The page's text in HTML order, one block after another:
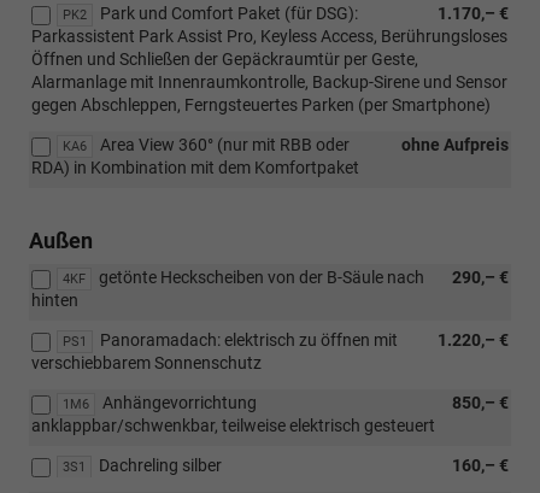
PK2 1.170,– €
Park und Comfort Paket (für DSG):
Parkassistent Park Assist Pro, Keyless Access, Berührungsloses
Öffnen und Schließen der Gepäckraumtür per Geste,
Alarmanlage mit Innenraumkontrolle, Backup-Sirene und Sensor
gegen Abschleppen, Ferngsteuertes Parken (per Smartphone)
KA6 ohne Aufpreis
Area View 360° (nur mit RBB oder
RDA) in Kombination mit dem Komfortpaket
Außen
4KF 290,– €
getönte Heckscheiben von der B-Säule nach
hinten
PS1 1.220,– €
Panoramadach: elektrisch zu öffnen mit
verschiebbarem Sonnenschutz
1M6 850,– €
Anhängevorrichtung
anklappbar/schwenkbar, teilweise elektrisch gesteuert
3S1 160,– €
Dachreling silber